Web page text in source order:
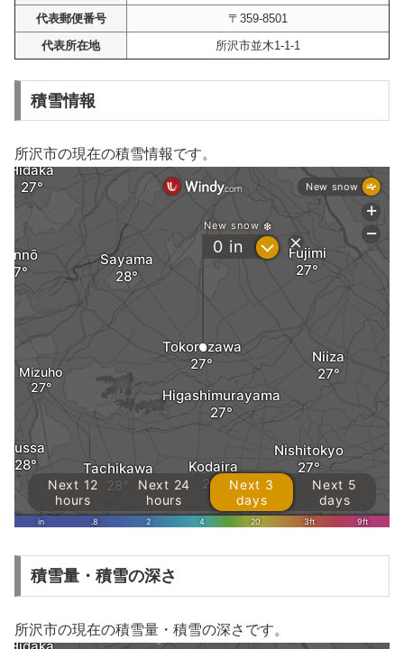
代表郵便番号
〒359-8501
代表所在地
所沢市並木1-1-1
積雪情報
所沢市の現在の積雪情報です。
積雪量・積雪の深さ
所沢市の現在の積雪量・積雪の深さです。